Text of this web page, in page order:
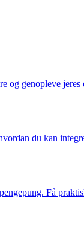
genopleve
du kan
Få